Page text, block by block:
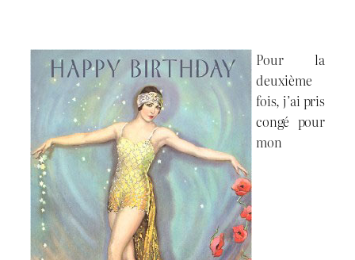
Pour la
deuxième
fois, j’ai pris
congé pour
mon